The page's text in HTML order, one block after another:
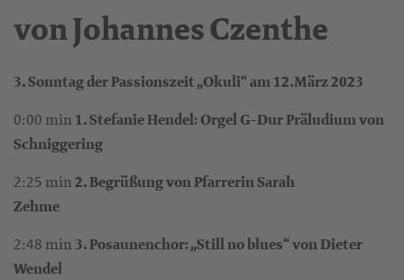
von Johannes Czenthe
3. Sonntag der Passionszeit „Okuli“ am 12.März 2023
0:00 min 1. Stefanie Hendel: Orgel G-Dur Präludium von
Schniggering
2:25 min2. Begrüßung von Pfarrerin Sarah
Zehme
2:48 min3. Posaunenchor: „Still no blues“ von Dieter
Wendel